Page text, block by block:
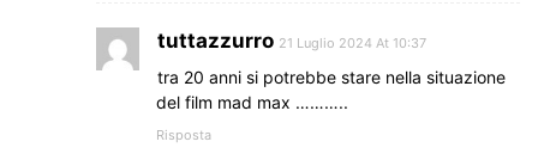
tuttazzurro 21 Luglio 2024 At 10:37
tra 20 anni si potrebbe stare nella situazione
del film mad max ………..
Risposta